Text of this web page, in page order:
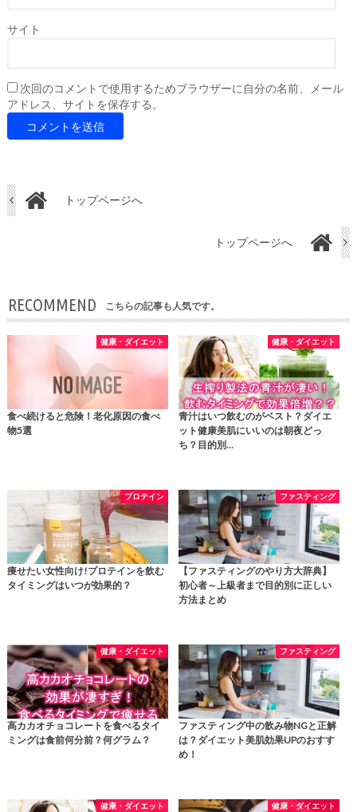
サイト
次回のコメントで使用するためブラウザーに自分の名前、メール
アドレス、サイトを保存する。
トップページへ
トップページへ
RECOMMEND こちらの記事も人気です。
健康・ダイエット
食べ続けると危険！老化原因の食べ
物5選
健康・ダイエット
青汁はいつ飲むのがベスト？ダイエ
ット健康美肌にいいのは朝夜どっ
ち？目的別…
プロテイン
痩せたい女性向け!プロテインを飲む
タイミングはいつが効果的？
ファスティング
【ファスティングのやり方大辞典】
初心者～上級者まで目的別に正しい
方法まとめ
健康・ダイエット
高カカオチョコレートを食べるタイ
ミングは食前何分前？何グラム？
ファスティング
ファスティング中の飲み物NGと正解
は？ダイエット美肌効果UPのおすす
め！
健康・ダイエット 健康・ダイエット